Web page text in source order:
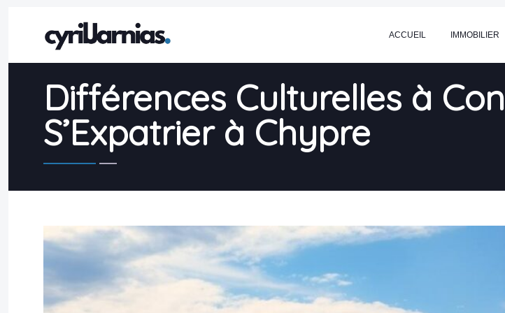
ACCUEIL IMMOBILIER
Différences Culturelles à
S’Expatrier à Chypre